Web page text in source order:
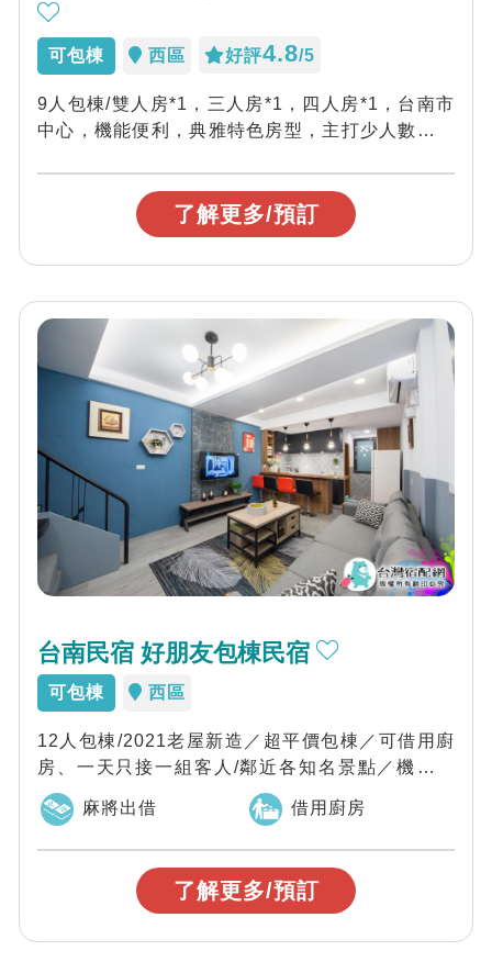
可包棟 西區 好評4.8/5
9人包棟/雙人房*1，三人房*1，四人房*1，台南市
中心，機能便利，典雅特色房型，主打少人數包棟
了解更多/預訂
台南民宿 好朋友包棟民宿
可包棟 西區
12人包棟/2021老屋新造／超平價包棟／可借用廚
房、一天只接一組客人/鄰近各知名景點／機能便
利、美食夜市都方便，好朋友包棟民宿主...
麻將出借 借用廚房
了解更多/預訂